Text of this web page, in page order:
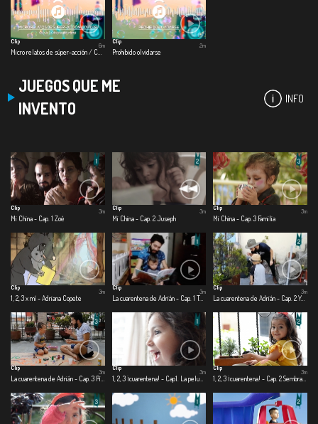
Clip
6m
Clip
Prohibido olvidarse
2m
JUEGOS QUE ME
INVENTO
INFO
Clip
Mi China - Cap. 1 Zoé
3m
Clip
Mi China - Cap. 2 Juseph
3m
Clip
Mi China - Cap. 3 Familia
3m
Clip
1, 2, 3 x mí - Adriana Copete
3m
Clip
La cuarentena de Adrián - Cap. 1 Te cuido, me cuido
3m
Clip
La cuarentena de Adrián - Cap. 2 Yo quiero ser
3m
Clip
3m
Clip
1, 2, 3 ¡cuarentena! - Cap1. La peluquería
3m
Clip
3m